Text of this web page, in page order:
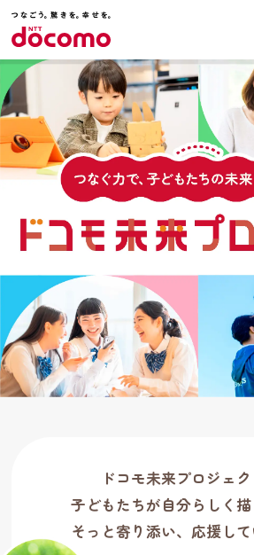
ドコモ未来プロジェク
子どもたちが自分らしく
そっと寄り添い、応援して